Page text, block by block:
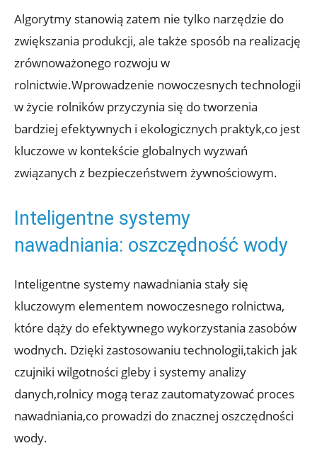
Algorytmy stanowią zatem nie tylko narzędzie do
zwiększania produkcji, ale także sposób na realizację
zrównoważonego rozwoju w
rolnictwie.Wprowadzenie nowoczesnych technologii
w życie rolników przyczynia się do tworzenia
bardziej efektywnych i ekologicznych praktyk,co jest
kluczowe w kontekście globalnych wyzwań
związanych z bezpieczeństwem żywnościowym.
Inteligentne systemy
nawadniania: oszczędność wody
Inteligentne systemy nawadniania stały się
kluczowym elementem nowoczesnego rolnictwa,
które dąży do efektywnego wykorzystania zasobów
wodnych. Dzięki zastosowaniu technologii,takich jak
czujniki wilgotności gleby i systemy analizy
danych,rolnicy mogą teraz zautomatyzować proces
nawadniania,co prowadzi do znacznej oszczędności
wody.